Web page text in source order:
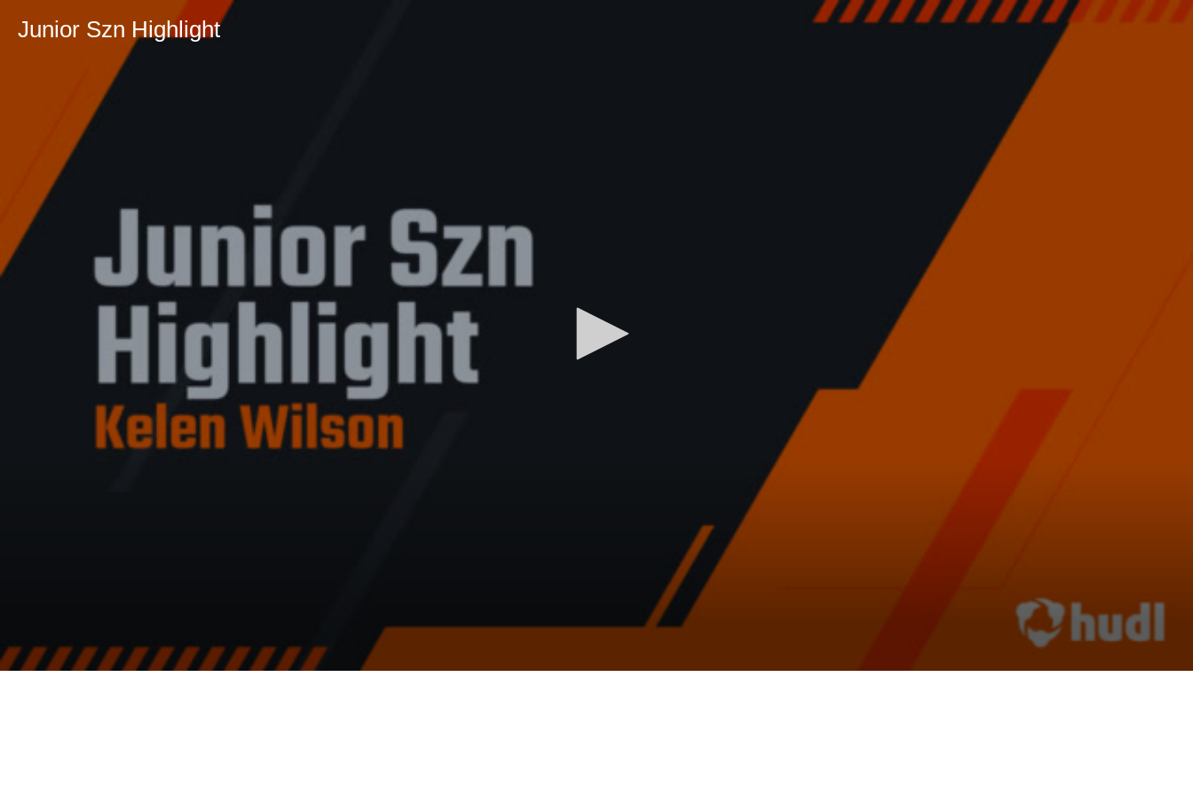
Junior Szn Highlight